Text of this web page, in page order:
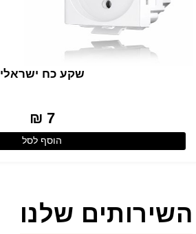
שקע כח ישראלי
7 ₪
הוסף לסל
השירותים שלנו